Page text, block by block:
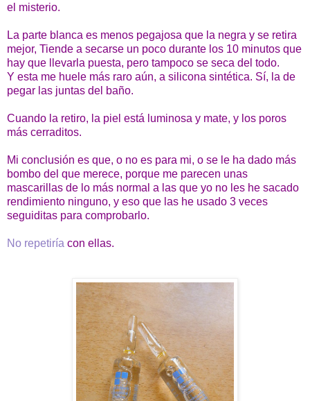
el misterio.
La parte blanca es menos pegajosa que la negra y se retira
mejor, Tiende a secarse un poco durante los 10 minutos que
hay que llevarla puesta, pero tampoco se seca del todo.
Y esta me huele más raro aún, a silicona sintética. Sí, la de
pegar las juntas del baño.
Cuando la retiro, la piel está luminosa y mate, y los poros
más cerraditos.
Mi conclusión es que, o no es para mi, o se le ha dado más
bombo del que merece, porque me parecen unas
mascarillas de lo más normal a las que yo no les he sacado
rendimiento ninguno, y eso que las he usado 3 veces
seguiditas para comprobarlo.
No repetiría con ellas.